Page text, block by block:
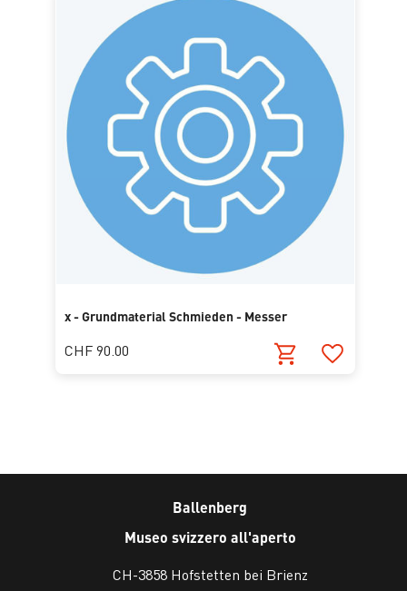
x - Grundmaterial Schmieden - Messer
CHF 90.00
Ballenberg
Museo svizzero all'aperto
CH-3858 Hofstetten bei Brienz